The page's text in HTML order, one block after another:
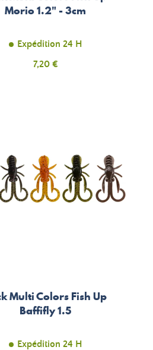
Morio 1.2" - 3cm
Expédition 24 H
Prix
7,20 €
Multi Colors Fish Up
Baffifly 1.5
Expédition 24 H